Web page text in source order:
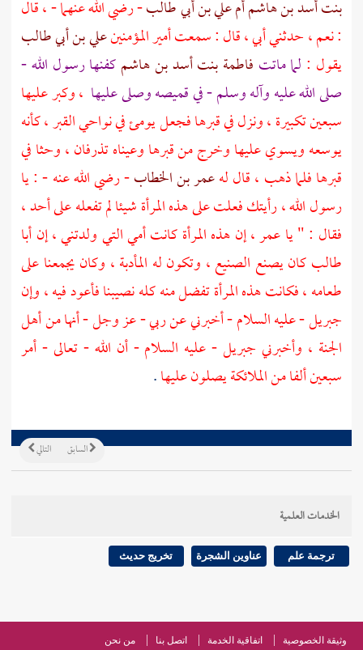
بنت أسد بن هاشم أم علي بن أبي طالب- رضي الله عنهما - ، قال
: نعم ، حدثني أبي ، قال : سمعت أمير المؤمنينعلي بن أبي طالب
يقول : لما ماتت فاطمة بنت أسد بن هاشمكفنها رسول الله -
صلى الله عليه وآله وسلم - في قميصه وصلى عليها ، وكبر عليها
سبعين تكبيرة ، ونزل في قبرها فجعل يومئ في نواحي القبر ، كأنه
يوسعه ويسوي عليها وخرج من قبرها وعيناه تذرفان ، وحثا في
قبرها فلما ذهب ، قال لهعمر بن الخطاب- رضي الله عنه - : يا
رسول الله ، رأيتك فعلت على هذه المرأة شيئا لم تفعله على أحد ،
فقال : " ياعمر، إن هذه المرأة كانت أمي التي ولدتني ، إنأبا
طالبكان يصنع الصنيع ، وتكون له المأدبة ، وكان يجمعنا على
طعامه ، فكانت هذه المرأة تفضل منه كله نصيبنا فأعود فيه ، وإن
جبريل- عليه السلام - أخبرني عن ربي - عز وجل - أنها من أهل
الجنة ، وأخبرني جبريل- عليه السلام - أن الله - تعالى - أمر
سبعين ألفا من الملائكة يصلون عليها.
التالي السابق
الخدمات العلمية
ترجمة علم عناوين الشجرة تخريج حديث
وثيقة الخصوصية اتفاقية الخدمة اتصل بنا من نحن